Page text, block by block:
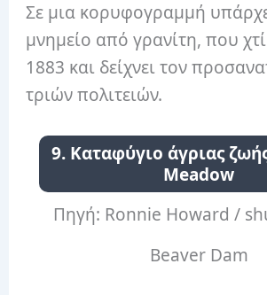
Σε μια κορυφογραμμή
μνημείο από γρανίτη, που
1883 και δείχνει τον
τριών πολιτειών.
9. Καταφύγιο άγριας
Meadow
Πηγή: Ronnie Howard /
Beaver Dam